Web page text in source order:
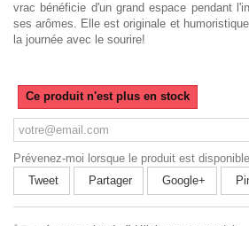
vrac bénéficie d'un grand espace pendant
ses arômes. Elle est originale et
la journée avec le sourire!
Ce produit n'est plus en stock
Prévenez-moi lorsque le produit est disponible
Tweet
Partager Google+